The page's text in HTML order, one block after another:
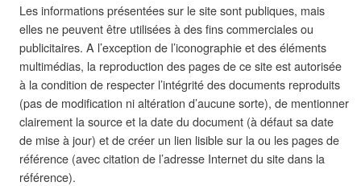
Les informations présentées sur le site sont publiques, mais
elles ne peuvent être utilisées à des fins commerciales ou
publicitaires. A l’exception de l’iconographie et des éléments
multimédias, la reproduction des pages de ce site est autorisée
à la condition de respecter l’intégrité des documents reproduits
(pas de modification ni altération d’aucune sorte), de mentionner
clairement la source et la date du document (à défaut sa date
de mise à jour) et de créer un lien lisible sur la ou les pages de
référence (avec citation de l’adresse Internet du site dans la
référence).